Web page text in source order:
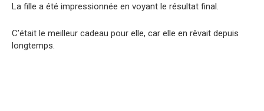
La fille a été impressionnée en voyant le résultat final.
C’était le meilleur cadeau pour elle, car elle en rêvait depuis
longtemps.